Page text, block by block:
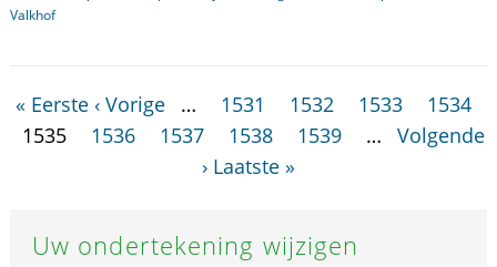
Valkhof
« Eerste ‹ Vorige … 1531 1532 1533
1534
1535
1536 1537 1538 1539 …
Volgende
› Laatste »
Uw ondertekening wijzigen